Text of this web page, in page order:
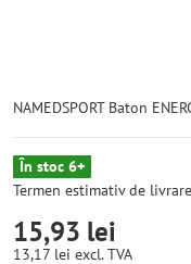
NAMEDSPORT Baton
În stoc 6+
Termen estimativ de
15,93 lei
13,17 lei excl. TVA